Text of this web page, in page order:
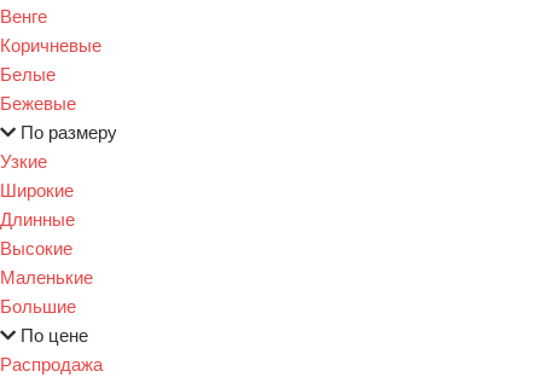
Венге
Коричневые
Белые
Бежевые
По размеру
Узкие
Широкие
Длинные
Высокие
Маленькие
Большие
По цене
Распродажа